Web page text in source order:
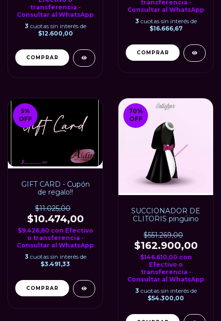
transferencia -
Consultar al WhatsApp
3 cuotas sin interés de
$12.600,00
COMPRAR
transferencia -
Consultar al WhatsApp
3 cuotas sin interés de
$16.666,67
5%
OFF
GIFT CARD - Cupón
de regalo!!
$11.025,00
$10.474,00
$9.426,60 con Efectivo
o transferencia -
Consultar al WhatsApp
3 cuotas sin interés de
$3.491,33
COMPRAR
70%
OFF
SUCCIONADOR DE
CLITORIS pingüino
$551.269,00
$162.900,00
$146.610,00 con
Efectivo o
transferencia -
Consultar al WhatsApp
3 cuotas sin interés de
$54.300,00